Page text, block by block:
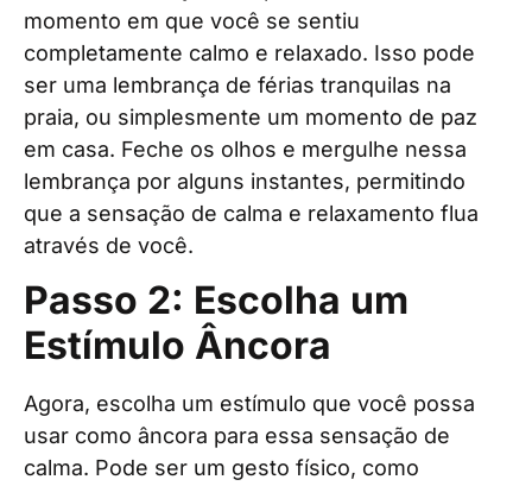
momento em que você se sentiu
completamente calmo e relaxado. Isso pode
ser uma lembrança de férias tranquilas na
praia, ou simplesmente um momento de paz
em casa. Feche os olhos e mergulhe nessa
lembrança por alguns instantes, permitindo
que a sensação de calma e relaxamento flua
através de você.
Passo 2: Escolha um
Estímulo Âncora
Agora, escolha um estímulo que você possa
usar como âncora para essa sensação de
calma. Pode ser um gesto físico, como